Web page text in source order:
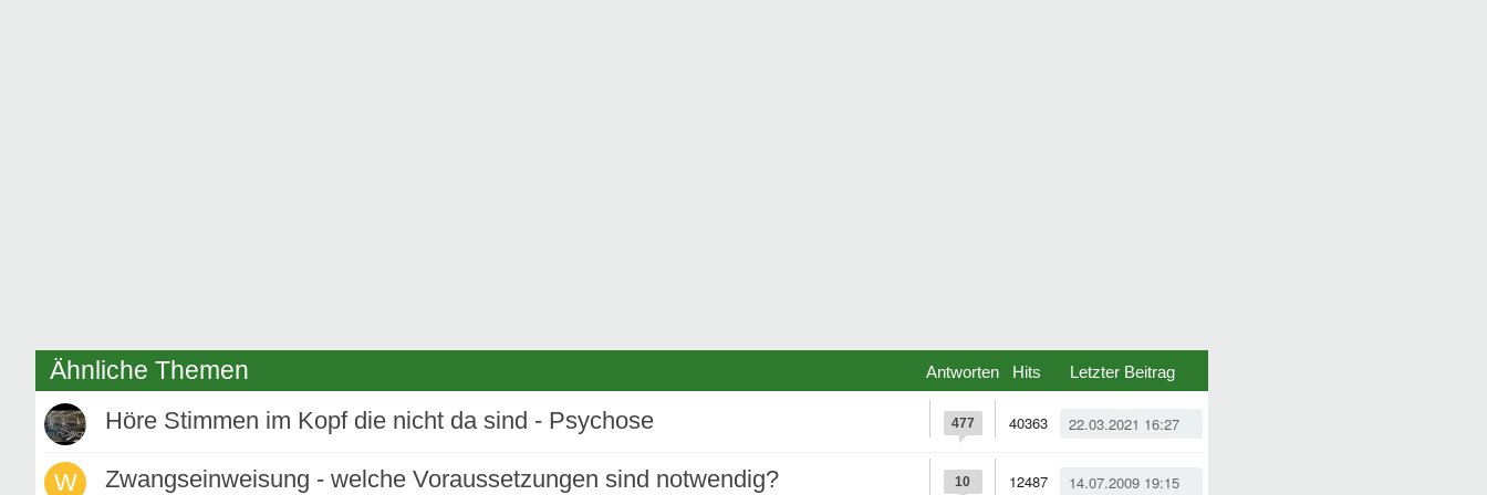
Ähnliche Themen Hits
Antworten Letzter Beitrag
Höre Stimmen im Kopf die nicht da sind - Psychose 22.03.2021 16:27
40363
477
W Zwangseinweisung - welche Voraussetzungen sind notwendig? 14.07.2009 19:15
12487
10